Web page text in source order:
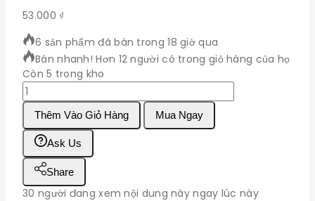
53.000 ₫
6 sản phẩm đã bán trong 18 giờ qua
Bán nhanh! Hơn 12 người có trong giỏ hàng của họ
Còn 5 trong kho
Cảm
Biến
Âm
Thanh
Tích
Hợp
AGC
MAX9814
Thêm Vào Giỏ Hàng Mua Ngay
Ask Us
Share
30 người đang xem nội dung này ngay lúc này